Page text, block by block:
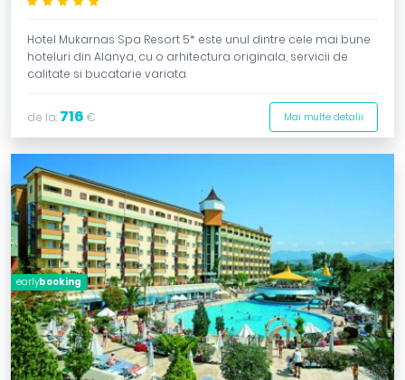
Hotel Mukarnas Spa Resort 5* este unul dintre cele mai bune
hoteluri din Alanya, cu o arhitectura originala, servicii de
calitate si bucatarie variata.
de la: 716 € Mai multe detalii
earlybooking